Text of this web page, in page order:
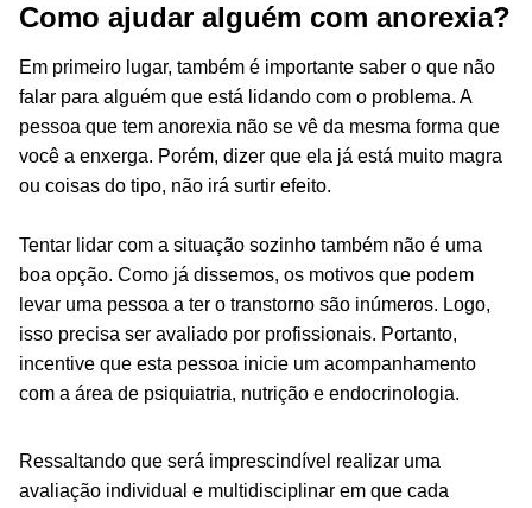
Como ajudar alguém com anorexia?
Em primeiro lugar, também é importante saber o que não
falar para alguém que está lidando com o problema. A
pessoa que tem anorexia não se vê da mesma forma que
você a enxerga. Porém, dizer que ela já está muito magra
ou coisas do tipo, não irá surtir efeito.
Tentar lidar com a situação sozinho também não é uma
boa opção. Como já dissemos, os motivos que podem
levar uma pessoa a ter o transtorno são inúmeros. Logo,
isso precisa ser avaliado por profissionais. Portanto,
incentive que esta pessoa inicie um acompanhamento
com a área de psiquiatria, nutrição e endocrinologia.
Ressaltando que será imprescindível realizar uma
avaliação individual e multidisciplinar em que cada